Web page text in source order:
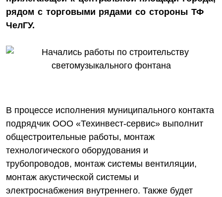
рядом с торговыми рядами со стороны ТФ
ЧелГУ.
В процессе исполнения муниципального контакта
подрядчик ООО «Техинвест-сервис» выполнит
общестроительные работы, монтаж
технологического оборудования и
трубопроводов, монтаж системы вентиляции,
монтаж акустической системы и
электроснабжения внутреннего. Также будет